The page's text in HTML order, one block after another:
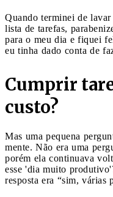
Quando terminei de
lista de tarefas,
para o meu dia e fiquei
eu tinha dado conta de
Cumprir
custo?
Mas uma pequena
mente. Não era uma
porém ela continuava
esse 'dia muito
resposta era “sim, várias